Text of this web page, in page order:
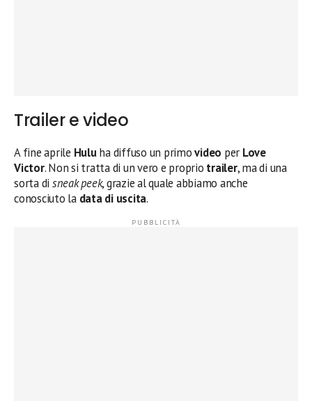
Trailer e video
A fine aprile Huluha diffuso un primovideo per Love
Victor. Non si tratta di un vero e proprio trailer, ma di una
sorta di sneak peek, grazie al quale abbiamo anche
conosciuto la data di uscita.